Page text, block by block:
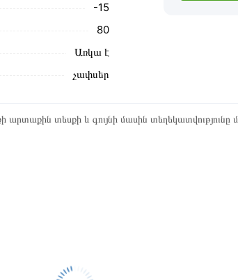
-15
80
Առկա է
չափսեր
տեսքի և գույնի մասին